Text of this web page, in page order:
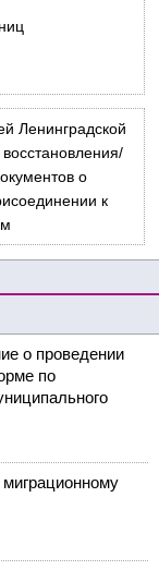
Ленинградской
о
к
о проведении
по